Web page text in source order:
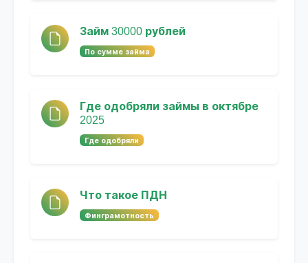
Займ 30000 рублей
По сумме займа
Где одобряли займы в октябре
2025
Где одобряли
Что такое ПДН
Финграмотность